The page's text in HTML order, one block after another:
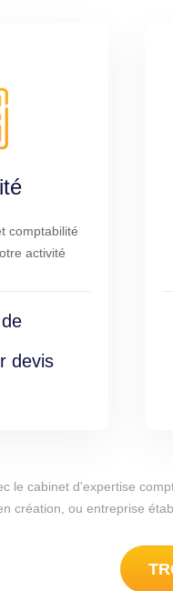
comptabilité
activité
devis
le cabinet d'expertise
création, ou entreprise